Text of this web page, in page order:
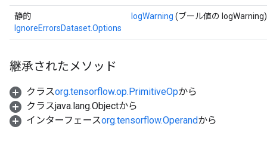
静的
IgnoreErrorsDataset.Options
logWarning (ブール値の logWarning)
継承されたメソッド
クラスorg.tensorflow.op.PrimitiveOpから
クラスjava.lang.Objectから
インターフェースorg.tensorflow.Operandから